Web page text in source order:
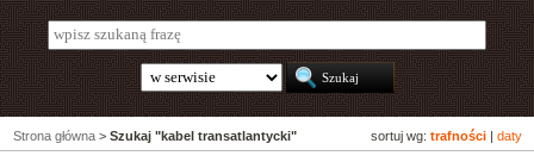
sortuj wg: trafności daty
Strona główna > Szukaj "kabel transatlantycki"